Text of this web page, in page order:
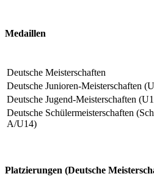
Medaillen
Deutsche Meisterschaften
Deutsche Junioren-Meisterschaften
Deutsche Jugend-Meisterschaften
Deutsche Schülermeisterschaften
A/U14)
Platzierungen (Deutsche